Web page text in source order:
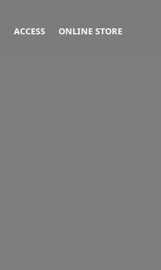
ACCESS ONLINE STORE